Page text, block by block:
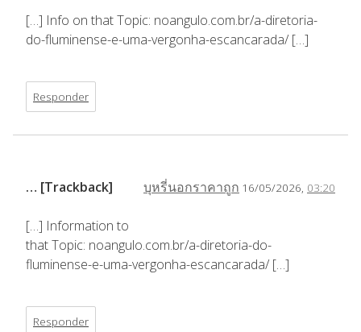
[…] Info on that Topic: noangulo.com.br/a-diretoria-
do-fluminense-e-uma-vergonha-escancarada/ […]
Responder
บุหรี่นอกราคาถูก 16/05/2026, 03:20
… [Trackback]
[…] Information to
that Topic: noangulo.com.br/a-diretoria-do-
fluminense-e-uma-vergonha-escancarada/ […]
Responder